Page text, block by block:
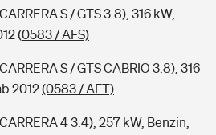
S / GTS 3.8), 316 kW,
(0583 / AFS)
S / GTS CABRIO 3.8), 316
2012(0583 / AFT)
4 3.4), 257 kW, Benzin,